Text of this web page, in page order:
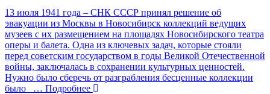
13 июля 1941 года – СНК СССР принял решение об
эвакуации из Москвы в Новосибирск коллекций ведущих
музеев с их размещением на площадях Новосибирского театра
оперы и балета. Одна из ключевых задач, которые стояли
перед советским государством в годы Великой Отечественной
войны, заключалась в сохранении культурных ценностей.
Нужно было сберечь от разграбления бесценные коллекции
было
… Подробнее